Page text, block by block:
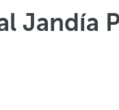
Jandía